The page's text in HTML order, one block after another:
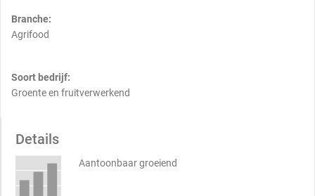
Branche:
Agrifood
Soort bedrijf:
Groente en fruitverwerkend
Details
Aantoonbaar groeiend